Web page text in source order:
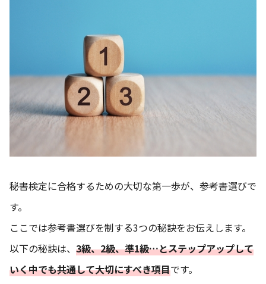
秘書検定に合格するための大切な第一歩が、参考書選びで
す。
ここでは参考書選びを制する3つの秘訣をお伝えします。
以下の秘訣は、 3級、2級、準1級…とステップアップして
いく中でも共通して大切にすべき項目です。